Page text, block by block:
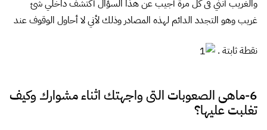
والغريب أنني فى كل مرة أجيب عن هذا السؤال أكتشف داخلي شئ
غريب وهو التجدد الدائم لهذه المصادر وذلك لأني لا أحاول الوقوف عند
نقطة ثابتة .
6-ماهى الصعوبات التى واجهتك اثناء مشوارك وكيف
تغلبت عليها؟